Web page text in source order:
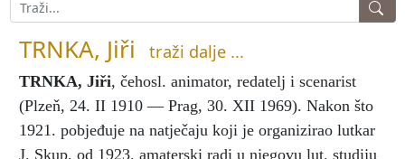
TRNKA, Jiři traži dalje ...
TRNKA, Jiři, čehosl. animator, redatelj i scenarist
(Plzeň, 24. II 1910 — Prag, 30. XII 1969). Nakon što
1921. pobjeđuje na natječaju koji je organizirao lutkar
J. Skup, od 1923. amaterski radi u njegovu lut. studiju